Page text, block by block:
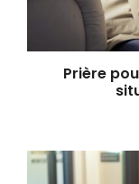
Prière